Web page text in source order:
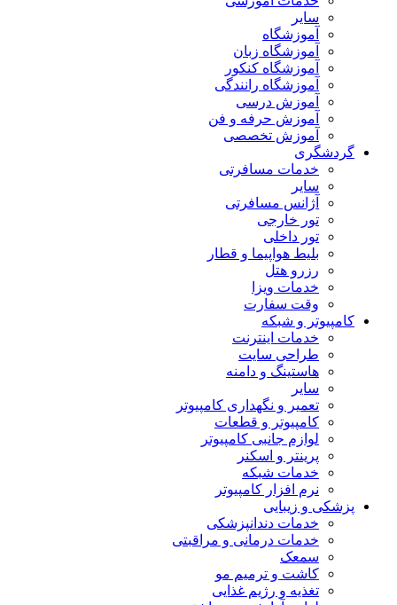
سایر
آموزشگاه
آموزشگاه زبان
آموزشگاه کنکور
آموزشگاه رانندگی
آموزش درسی
آموزش حرفه و فن
آموزش تخصصی
گردشگری
خدمات مسافرتی
سایر
آژانس مسافرتی
تور خارجی
تور داخلی
بلیط هواپیما و قطار
رزرو هتل
خدمات ویزا
وقت سفارت
کامپیوتر و شبکه
خدمات اینترنت
طراحی سایت
هاستینگ و دامنه
سایر
تعمیر و نگهداری کامپیوتر
کامپیوتر و قطعات
لوازم جانبی کامپیوتر
پرینتر و اسکنر
خدمات شبکه
نرم افزار کامپیوتر
پزشکی و زیبایی
خدمات دندانپزشکی
خدمات درمانی و مراقبتی
سمعک
کاشت و ترمیم مو
تغذیه و رژیم غذایی